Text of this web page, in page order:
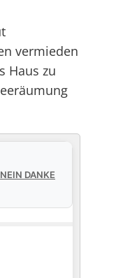
vermieden
Haus zu
NEIN DANKE